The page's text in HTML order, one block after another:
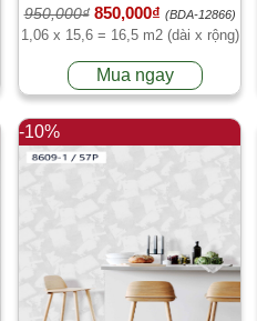
950,000₫ 850,000₫ (BDA-12866)
1,06 x 15,6 = 16,5 m2 (dài x rộng)
Mua ngay
-10%